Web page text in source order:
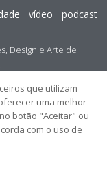
Design e Arte de
vídeo podcast
que utilizam
uma melhor
botão "Aceitar" ou
com o uso de